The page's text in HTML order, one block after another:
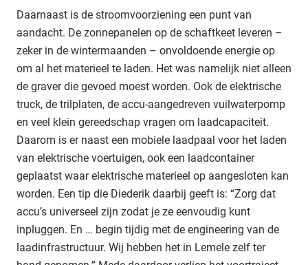
Daarnaast is de stroomvoorziening een punt van
aandacht. De zonnepanelen op de schaftkeet leveren –
zeker in de wintermaanden – onvoldoende energie op
om al het materieel te laden. Het was namelijk niet alleen
de graver die gevoed moest worden. Ook de elektrische
truck, de trilplaten, de accu-aangedreven vuilwaterpomp
en veel klein gereedschap vragen om laadcapaciteit.
Daarom is er naast een mobiele laadpaal voor het laden
van elektrische voertuigen, ook een laadcontainer
geplaatst waar elektrische materieel op aangesloten kan
worden. Een tip die Diederik daarbij geeft is: “Zorg dat
accu’s universeel zijn zodat je ze eenvoudig kunt
inpluggen. En … begin tijdig met de engineering van de
laadinfrastructuur. Wij hebben het in Lemele zelf ter